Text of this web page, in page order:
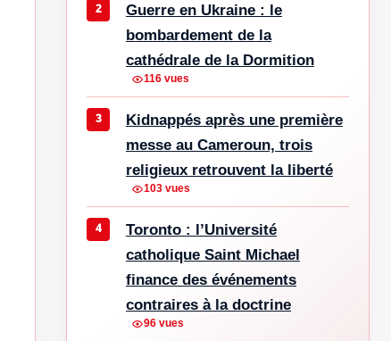
Guerre en Ukraine : le
bombardement de la
cathédrale de la Dormition
116 vues
Kidnappés après une première
messe au Cameroun, trois
religieux retrouvent la liberté
103 vues
Toronto : l’Université
catholique Saint Michael
finance des événements
contraires à la doctrine
96 vues